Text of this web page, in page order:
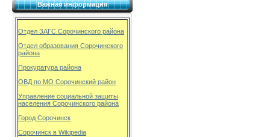
Важная информация
Отдел ЗАГС Сорочинского района
Отдел образования Сорочинского
района
Прокуратура района
ОВД по МО Сорочинский район
Управление социальной защиты
населения Сорочинского района
Город Сорочинск
Сорочинск в Wikipedia